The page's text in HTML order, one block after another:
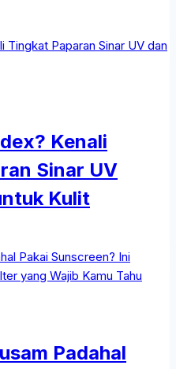
Kenali
Sinar UV
Kulit
Padahal